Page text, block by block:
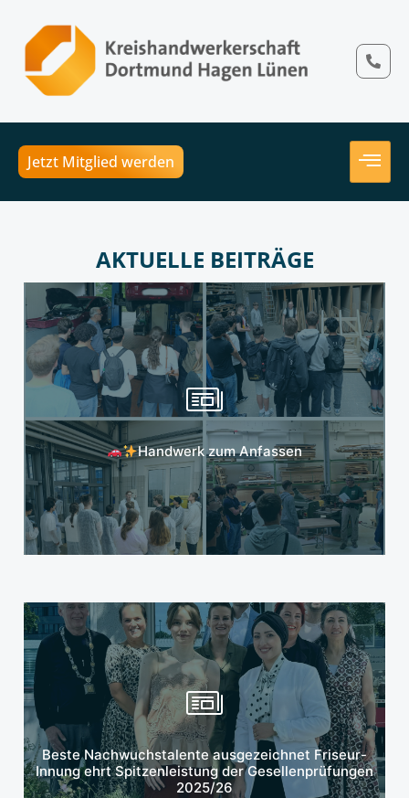
Jetzt Mitglied werden
AKTUELLE BEITRÄGE
Handwerk zum Anfassen
Mehr erfahren
Beste Nachwuchstalente ausgezeichnet Friseur-
Innung ehrt Spitzenleistung der Gesellenprüfungen
2025/26
Mehr erfahren